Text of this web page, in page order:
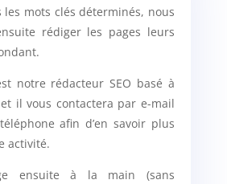
les mots clés déterminés, nous
rédiger les pages leurs
notre rédacteur SEO basé à
et il vous contactera par e-mail
afin d’en savoir plus
activité.
ensuite à la main (sans